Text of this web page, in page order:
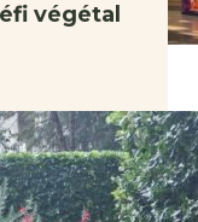
végétal